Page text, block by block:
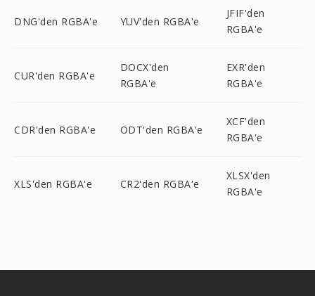
DNG'den RGBA'e YUV'den RGBA'e
JFIF'den
RGBA'e
CUR'den RGBA'e
DOCX'den
RGBA'e
EXR'den
RGBA'e
CDR'den RGBA'e ODT'den RGBA'e
XCF'den
RGBA'e
XLS'den RGBA'e CR2'den RGBA'e
XLSX'den
RGBA'e